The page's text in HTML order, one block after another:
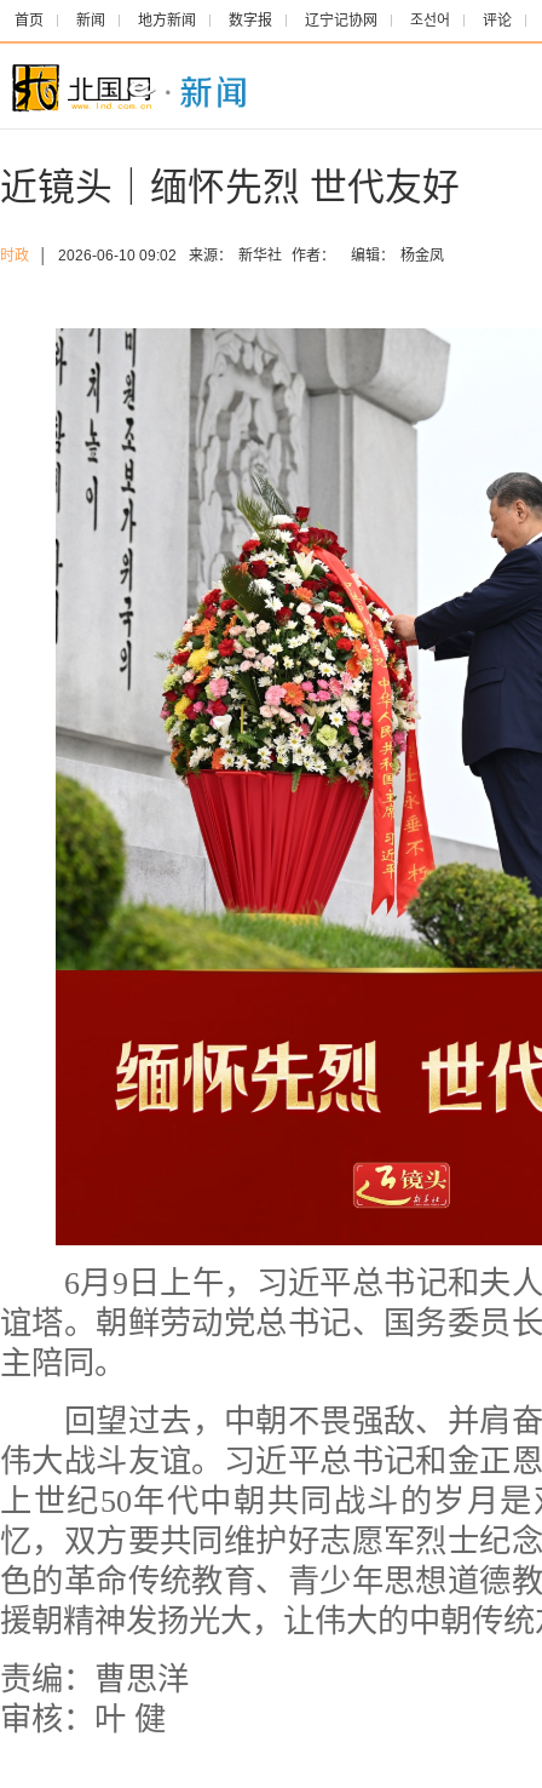
首页 新闻 地方新闻 数字报 辽宁记协网 조선어 评论
近镜头｜缅怀先烈 世代友好
时政 2026-06-10 09:02 来源： 新华社 作者： 编辑： 杨金凤
6月9日上午，习近平总书记和夫
谊塔。朝鲜劳动党总书记、国务委员
主陪同。
回望过去，中朝不畏强敌、并肩
伟大战斗友谊。习近平总书记和金正
上世纪50年代中朝共同战斗的岁月
忆，双方要共同维护好志愿军烈士纪
色的革命传统教育、青少年思想道德
援朝精神发扬光大，让伟大的中朝传
责编：曹思洋
审核：叶 健